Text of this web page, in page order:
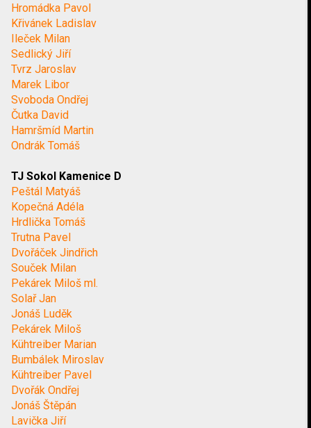
Hromádka Pavol
Křivánek Ladislav
Ileček Milan
Sedlický Jiří
Tvrz Jaroslav
Marek Libor
Svoboda Ondřej
Čutka David
Hamršmíd Martin
Ondrák Tomáš
TJ Sokol Kamenice D
Peštál Matyáš
Kopečná Adéla
Hrdlička Tomáš
Trutna Pavel
Dvořáček Jindřich
Souček Milan
Pekárek Miloš ml.
Solař Jan
Jonáš Luděk
Pekárek Miloš
Kühtreiber Marian
Bumbálek Miroslav
Kühtreiber Pavel
Dvořák Ondřej
Jonáš Štěpán
Lavička Jiří